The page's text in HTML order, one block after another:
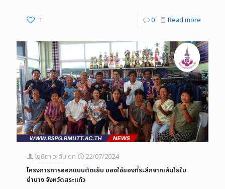
1 0 Read more
โยษิตา วะลับ on
22/07/2024
โครงการการออกแบบตัดเย็บ ของใช้ของที่ระลึกจากเส้นใยใบ
ย่านาง จังหวัดสระแก้ว